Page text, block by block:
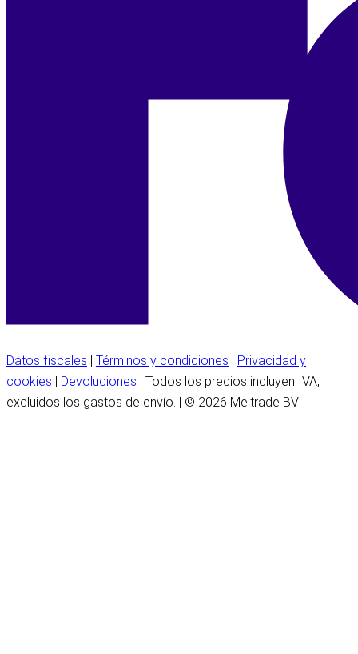
Datos fiscales Términos y condiciones
Privacidad y
cookies
Devoluciones | Todos los precios incluyen IVA,
excluidos los gastos de envío. | © 2026 Meitrade BV